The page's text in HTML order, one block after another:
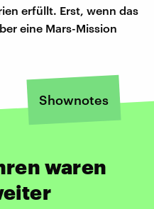
erfüllt. Erst, wenn das
eine Mars-Mission
Shownotes
waren